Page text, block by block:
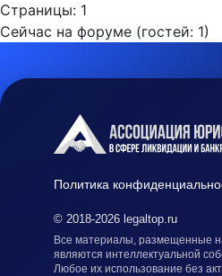
Страницы: 1
Сейчас на форуме (гостей: 1)
Политика
© 2018-2026 legaltop.ru
Все материалы, размещенные
являются интеллектуальной
Любое их использование без